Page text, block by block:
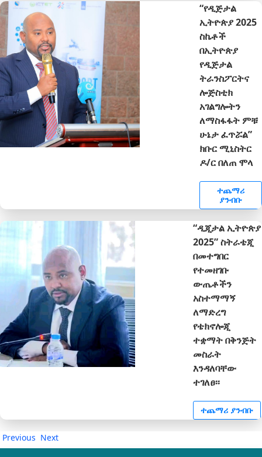
“የዲጅታል
ኢትዮጵያ 2025
ስኬቶች
በኢትዮጵያ
የዲጅታል
ትራንስፖርትና
ሎጅስቲክ
አገልግሎትን
ለማስፋፋት ምቹ
ሁኔታ ፈጥሯል”
ክቡር ሚኒስትር
ዶ/ር በለጠ ሞላ
ተጨማሪ
ያንብቡ
“ዲጂታል ኢትዮጵያ
2025” ስትራቴጂ
በመተግበር
የተመዘገቡ
ውጤቶችን
አስተማማኝ
ለማድረግ
የቴክኖሎጂ
ተቋማት በቅንጅት
መስራት
እንዳለባቸው
ተገለፀ፡፡
ተጨማሪ ያንብቡ
Previous Next